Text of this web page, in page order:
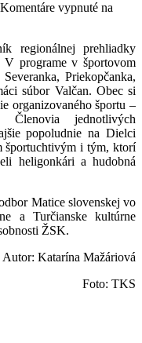
Komentáre vypnuté na
regionálnej prehliadky
V programe v športovom
Priekopčanka,
súbor Valčan. Obec si
organizovaného športu –
Členovia jednotlivých
popoludnie na Dielci
športuchtivým i tým, ktorí
heligonkári a hudobná
Matice slovenskej vo
a Turčianske kultúrne
ŽSK.
Autor: Katarína Mažáriová
Foto: TKS